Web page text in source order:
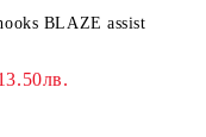
BLAZE assist